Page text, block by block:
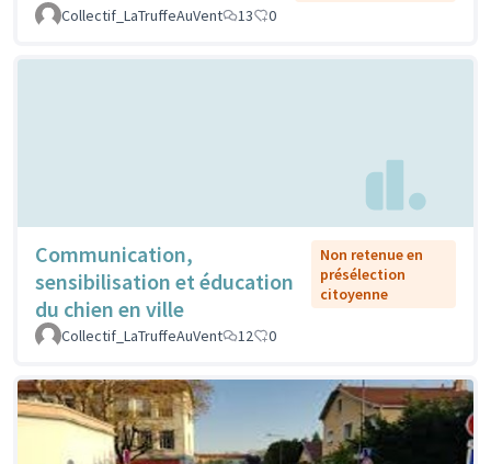
Collectif_LaTruffeAuVent
13 0
Communication,
sensibilisation et éducation
du chien en ville
Non retenue en
présélection
citoyenne
Collectif_LaTruffeAuVent 12 0